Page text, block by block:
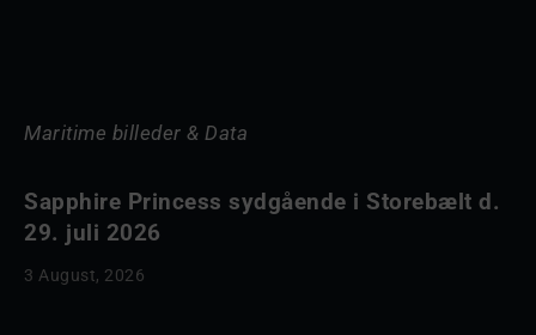
Maritime billeder & Data
Sapphire Princess sydgående i Storebælt d.
29. juli 2026
3 August, 2026